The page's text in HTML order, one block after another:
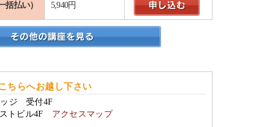
括払い） 5,940円
ちらへお越し下さい
ッジ 受付4F
トビル4F アクセスマップ